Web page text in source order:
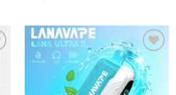
Add to
wishlist